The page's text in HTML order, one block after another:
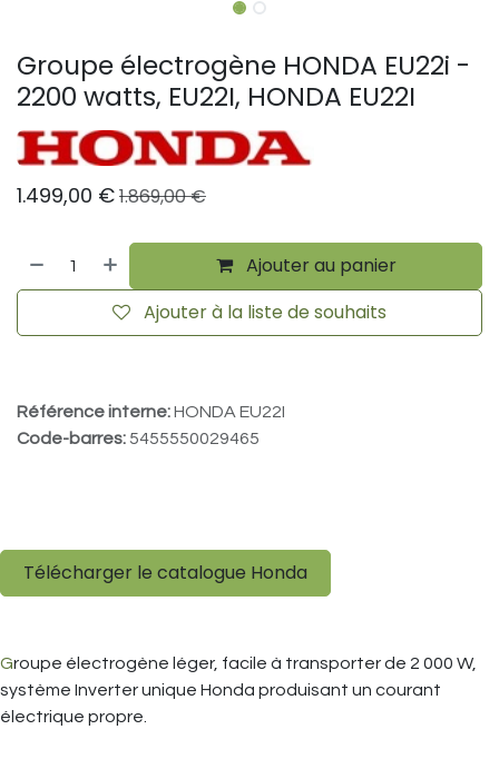
Groupe électrogène HONDA EU22i -
2200 watts, EU22I, HONDA EU22I
1.499,00 €1.869,00€
Ajouter au panier
Ajouter à la liste de souhaits
Référence interne:HONDA EU22I
Code-barres:5455550029465
Télécharger le catalogue Honda
Groupe électrogène léger, facile à transporter de 2 000 W,
système Inverter unique Honda produisant un courant
électrique propre.